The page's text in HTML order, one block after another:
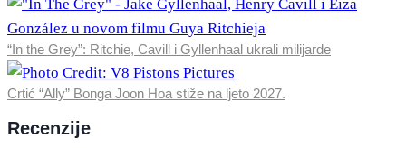
“In the Grey”: Ritchie, Cavill i Gyllenhaal ukrali milijarde
Crtić “Ally” Bonga Joon Hoa stiže na ljeto 2027.
Recenzije